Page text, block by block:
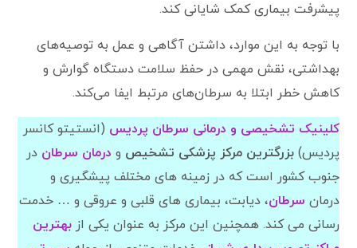
پیشرفت بیماری کمک شایانی کند.
با توجه به این موارد، داشتن آگاهی و عمل به توصیه‌های
بهداشتی، نقش مهمی در حفظ سلامت دستگاه گوارش و
کاهش خطر ابتلا به سرطان‌های مرتبط ایفا می‌کند.
کلینیک تشخیصی و درمانی سرطان پردیس (انستیتو کانسر
پردیس)بزرگترین مرکز پزشکی تشخیص و درمان سرطان در
جنوب کشور است که در زمینه های مختلف پیشگیری و
درمان سرطان، دیابت، بیماری های قلبی و عروقی و … خدمت
رسانی می کند. همچنین این مرکز به عنوان یکی ازبهترین